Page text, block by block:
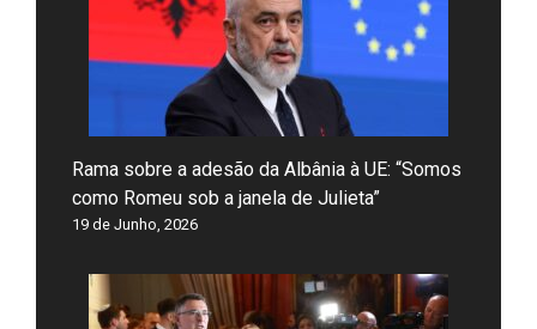
Rama sobre a adesão da Albânia à UE: “Somos
como Romeu sob a janela de Julieta”
19 de Junho, 2026